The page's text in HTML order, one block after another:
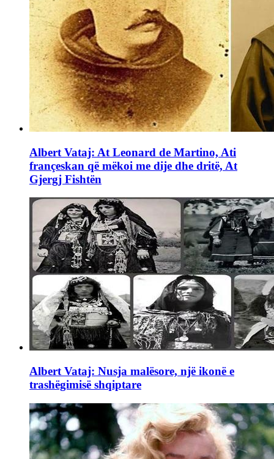
Albert Vataj: At Leonard de Martino, Ati
françeskan që mëkoi me dije dhe dritë, At
Gjergj Fishtën
Albert Vataj: Nusja malësore, një ikonë e
trashëgimisë shqiptare